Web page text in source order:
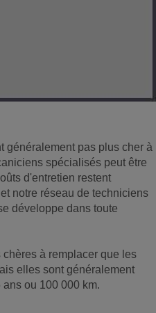
généralement pas plus cher à
spécialisés peut être
d'entretien restent
notre réseau de techniciens
développe dans toute
chères à remplacer que les
elles sont généralement
ou 100 000 km.